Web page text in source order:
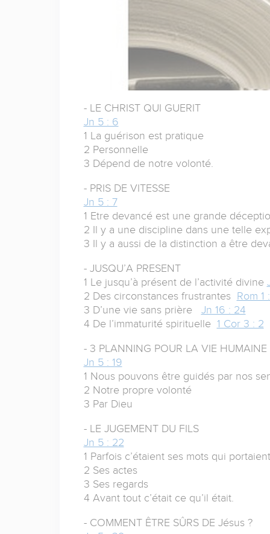
- LE CHRIST QUI GUERIT
Jn 5 : 6
1 La guérison est pratique
2 Personnelle
3 Dépend de notre volonté.
- PRIS DE VITESSE
Jn 5 : 7
1 Etre devancé est une grande
2 Il y a une discipline dans une telle
3 Il y a aussi de la distinction a être
- JUSQU’A PRESENT
1 Le jusqu’à présent de l’activité divine
2 Des circonstances frustrantes Rom 1
3 D’une vie sans prière Jn 16 : 24
4 De l’immaturité spirituelle 1 Cor 3 : 2
- 3 PLANNING POUR LA VIE HUMAINE
Jn 5 : 19
1 Nous pouvons être guidés par nos
2 Notre propre volonté
3 Par Dieu
- LE JUGEMENT DU FILS
Jn 5 : 22
1 Parfois c’étaient ses mots qui
2 Ses actes
3 Ses regards
4 Avant tout c’était ce qu’il était.
- COMMENT ÊTRE SÛRS DE Jésus ?